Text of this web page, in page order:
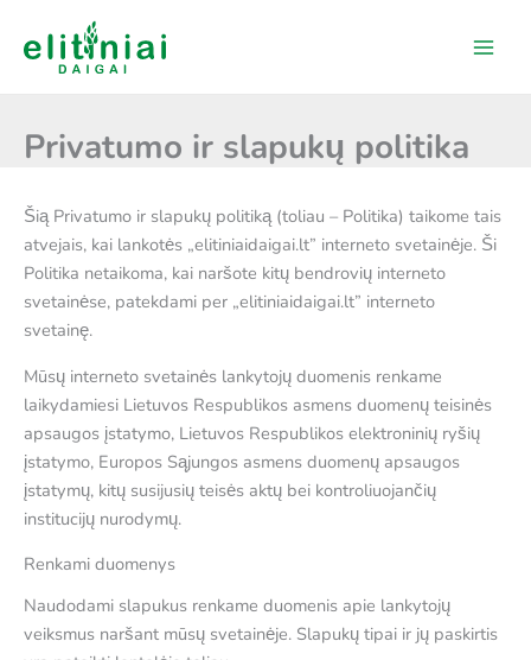
prie
Privatumo ir slapukų politika
Šią Privatumo ir slapukų politiką (toliau – Politika) taikome tais
atvejais, kai lankotės „elitiniaidaigai.lt” interneto svetainėje. Ši
Politika netaikoma, kai naršote kitų bendrovių interneto
svetainėse, patekdami per „elitiniaidaigai.lt” interneto
svetainę.
Mūsų interneto svetainės lankytojų duomenis renkame
laikydamiesi Lietuvos Respublikos asmens duomenų teisinės
apsaugos įstatymo, Lietuvos Respublikos elektroninių ryšių
įstatymo, Europos Sąjungos asmens duomenų apsaugos
įstatymų, kitų susijusių teisės aktų bei kontroliuojančių
institucijų nurodymų.
Renkami duomenys
Naudodami slapukus renkame duomenis apie lankytojų
veiksmus naršant mūsų svetainėje. Slapukų tipai ir jų paskirtis